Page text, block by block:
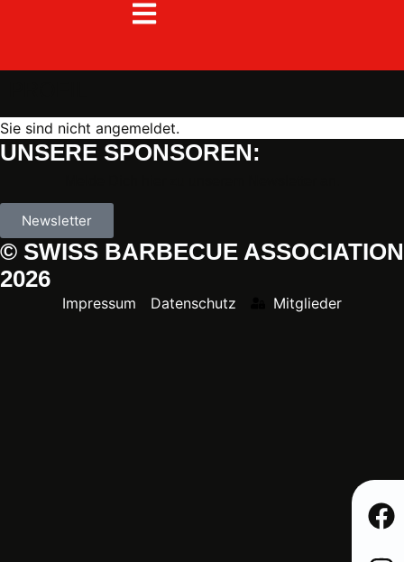
Sie sind nicht angemeldet.
UNSERE SPONSOREN:
Newsletter
© SWISS BARBECUE ASSOCIATION
2026
Impressum Datenschutz Mitglieder